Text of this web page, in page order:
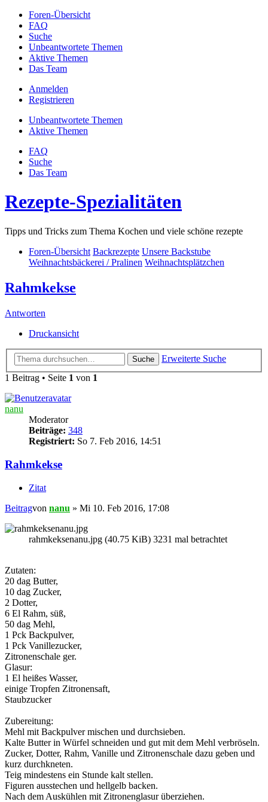
Foren-Übersicht
FAQ
Suche
Unbeantwortete Themen
Aktive Themen
Das Team
Anmelden
Registrieren
Unbeantwortete Themen
Aktive Themen
FAQ
Suche
Das Team
Rezepte-Spezialitäten
Tipps und Tricks zum Thema Kochen und viele schöne rezepte
Foren-Übersicht Backrezepte Unsere Backstube
Weihnachtsbäckerei / Pralinen Weihnachtsplätzchen
Rahmkekse
Antworten
Druckansicht
Suche
Erweiterte Suche
1 Beitrag • Seite 1 von 1
nanu
Moderator
Beiträge: 348
Registriert: So 7. Feb 2016, 14:51
Rahmkekse
Zitat
Beitragvon nanu » Mi 10. Feb 2016, 17:08
rahmkeksenanu.jpg (40.75 KiB) 3231 mal betrachtet
Zutaten:
20 dag Butter,
10 dag Zucker,
2 Dotter,
6 El Rahm, süß,
50 dag Mehl,
1 Pck Backpulver,
1 Pck Vanillezucker,
Zitronenschale ger.
Glasur:
1 El heißes Wasser,
einige Tropfen Zitronensaft,
Staubzucker
Zubereitung:
Mehl mit Backpulver mischen und durchsieben.
Kalte Butter in Würfel schneiden und gut mit dem Mehl verbröseln.
Zucker, Dotter, Rahm, Vanille und Zitronenschale dazu geben und
kurz durchkneten.
Teig mindestens ein Stunde kalt stellen.
Figuren ausstechen und hellgelb backen.
Nach dem Auskühlen mit Zitronenglasur überziehen.